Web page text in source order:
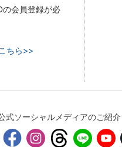
会員登録が必
ちら>>
式ソーシャルメディアのご紹介